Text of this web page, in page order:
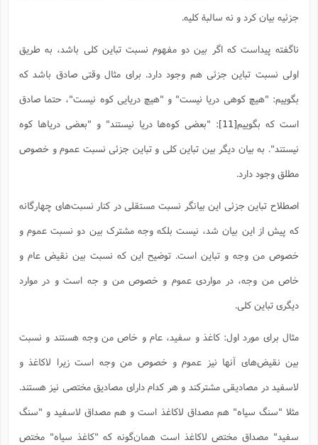
جزئیه بیان کرد و نه سالبۀ کلیه.
ناگفته پیداست که اگر بین دو مفهوم نسبت تباین کلی باشد، به طریق
اولی نسبت تباین جزئی هم وجود دارد. برای مثال وقتی صادق باشد که
بگوییم: "هیچ کوهی دریا نیست" و "هیچ دریایی کوه نیست"، حتما صادق
است که بگوییم[11]
: "بعضی کوه‌ها دریا نیستند" و "بعضی دریاها کوه
نیستند". به بیان دیگر بین تباین کلی و تباین جزئی نسبت عموم و خصوص
مطلق وجود دارد.
اصطلاح تباین جزئی این بیانگر نسبت مستقلی در کنار نسبت‌های چهارگانه
که پیش از این بیان شد، نیست بلکه وجه مشترک بین دو نسبت عموم و
خصوص من وجه و تباین است. توضیح این که نسبت بین نقیض عام و
خاص من وجه، در مواردی عموم و خصوص من و جه است و در موارد
دیگری تباین کلی.
مثال برای مورد اول: کاغذ و سفید، عام و خاص من وجه هستند و نسبت
بین نقیض‌های آنها نیز عموم و خصوص من وجه است زیرا لاکاغذ و
لاسفید در مصادیقی مشترکند و هر کدام دارای مصادیق مختصی نیز هستند.
مثلا "سنگ سیاه" هم مصداق لاکاغذ است و هم مصداق لاسفید و "سنگ
سفید" مصداق مختص لاکاغذ است همان‌گونه که "کاغذ سیاه" مختص